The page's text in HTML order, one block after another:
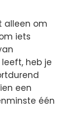
alleen om
iets
heb je
een
één